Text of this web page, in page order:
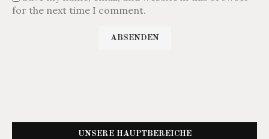
for the next time I comment.
UNSERE HAUPTBEREICHE